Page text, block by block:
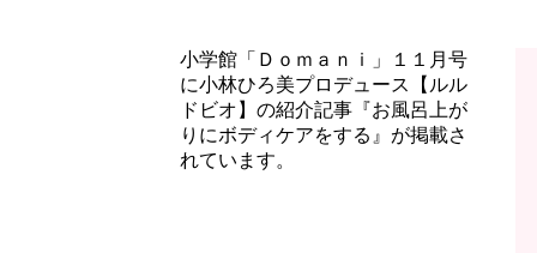
小学館「Ｄｏｍａｎｉ」１１月号
に小林ひろ美プロデュース【ルル
ドビオ】の紹介記事『お風呂上が
りにボディケアをする』が掲載さ
れています。